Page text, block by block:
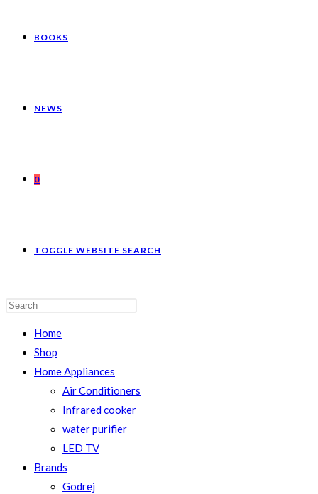
BOOKS
NEWS
0
TOGGLE WEBSITE SEARCH
Home
Shop
Home Appliances
Air Conditioners
Infrared cooker
water purifier
LED TV
Brands
Godrej